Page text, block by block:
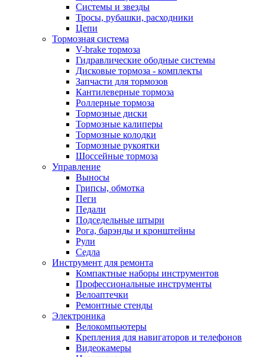
Системы и звезды
Тросы, рубашки, расходники
Цепи
Тормозная система
V-brake тормоза
Гидравлические ободные системы
Дисковые тормоза - комплекты
Запчасти для тормозов
Кантилеверные тормоза
Роллерные тормоза
Тормозные диски
Тормозные калиперы
Тормозные колодки
Тормозные рукоятки
Шоссейные тормоза
Управление
Выносы
Грипсы, обмотка
Пеги
Педали
Подседельные штыри
Рога, барэнды и кронштейны
Рули
Седла
Инструмент для ремонта
Компактные наборы инструментов
Профессиональные инструменты
Велоаптечки
Ремонтные стенды
Электроника
Велокомпьютеры
Крепления для навигаторов и телефонов
Видеокамеры